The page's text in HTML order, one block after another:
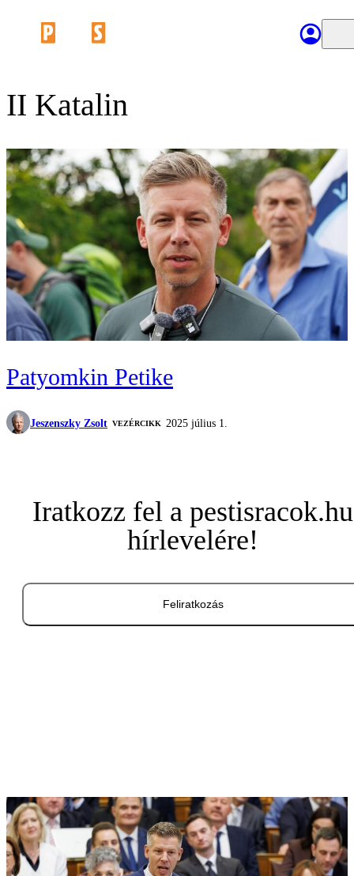
II Katalin
Patyomkin Petike
Jeszenszky Zsolt VEZÉRCIKK 2025 július 1.
Iratkozz fel a pestisracok.hu
hírlevelére!
Feliratkozás